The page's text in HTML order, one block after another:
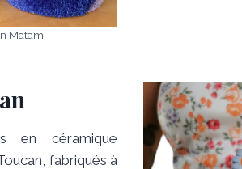
Matam
en céramique
fabriqués à